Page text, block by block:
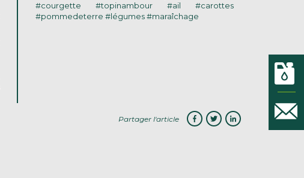
#courgette #topinambour #ail #carottes
#pommedeterre #légumes #maraîchage
Partager l'article